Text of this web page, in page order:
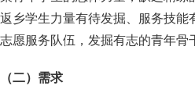
返乡学生力量有待发掘、服务技
志愿服务队伍，发掘有志的青年
（二） 需求